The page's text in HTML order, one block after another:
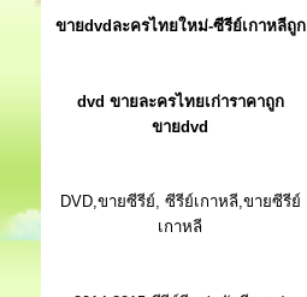
ขายdvdละครไทยใหม่-ซีรีย์เกาหลีถูก
dvd ขายละครไทยเก่าราคาถูก
ขายdvd
DVD,ขายซีรีย์, ซีรีย์เกาหลี,ขายซีรีย์
เกาหลี